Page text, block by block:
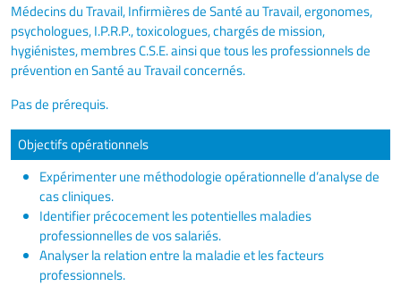
Médecins du Travail, Infirmières de Santé au Travail, ergonomes,
psychologues, I.P.R.P., toxicologues, chargés de mission,
hygiénistes, membres C.S.E. ainsi que tous les professionnels de
prévention en Santé au Travail concernés.
Pas de prérequis.
Objectifs opérationnels
Expérimenter une méthodologie opérationnelle d’analyse de
cas cliniques.
Identifier précocement les potentielles maladies
professionnelles de vos salariés.
Analyser la relation entre la maladie et les facteurs
professionnels.